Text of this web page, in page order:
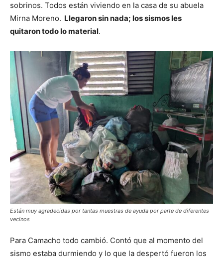
sobrinos. Todos están viviendo en la casa de su abuela
Mirna Moreno. Llegaron sin nada; los sismos les
quitaron todo lo material.
Están muy agradecidas por tantas muestras de ayuda por parte de diferentes
vecinos
Para Camacho todo cambió. Contó que al momento del
sismo estaba durmiendo y lo que la despertó fueron los